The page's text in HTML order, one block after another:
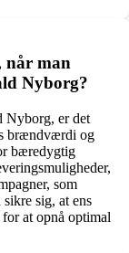
når man
Nyborg?
Nyborg, er det
brændværdi og
bæredygtig
som
sig, at ens
at opnå optimal